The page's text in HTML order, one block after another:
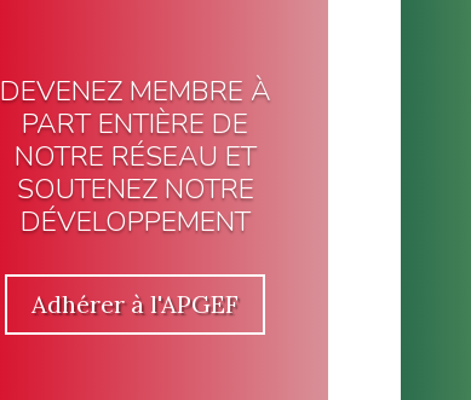
DEVENEZ MEMBRE À
PART ENTIÈRE DE
NOTRE RÉSEAU ET
SOUTENEZ NOTRE
DÉVELOPPEMENT
Adhérer à l'APGEF